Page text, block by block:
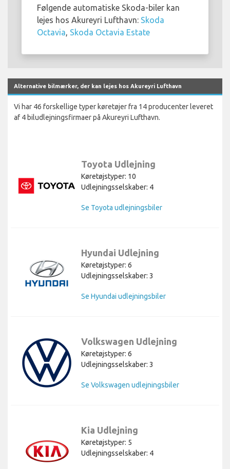
Følgende automatiske Skoda-biler kan
lejes hos Akureyri Lufthavn: Skoda
Octavia, Skoda Octavia Estate
Alternative bilmærker, der kan lejes hos Akureyri Lufthavn
Vi har 46 forskellige typer køretøjer fra 14 producenter leveret
af 4 biludlejningsfirmaer på Akureyri Lufthavn.
Toyota Udlejning
Køretøjstyper: 10
Udlejningsselskaber: 4
Se Toyota udlejningsbiler
Hyundai Udlejning
Køretøjstyper: 6
Udlejningsselskaber: 3
Se Hyundai udlejningsbiler
Volkswagen Udlejning
Køretøjstyper: 6
Udlejningsselskaber: 3
Se Volkswagen udlejningsbiler
Kia Udlejning
Køretøjstyper: 5
Udlejningsselskaber: 4